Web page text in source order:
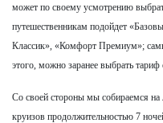
может по своему усмотрению
путешественникам подойдет
Классик», «Комфорт Премиум»;
этого, можно заранее выбрать
Со своей стороны мы собираемся на
круизов продолжительностью 7